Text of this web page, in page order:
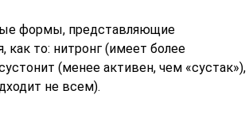
формы, представляющие
как то: нитронг (имеет более
(менее активен, чем «сустак»),
не всем).